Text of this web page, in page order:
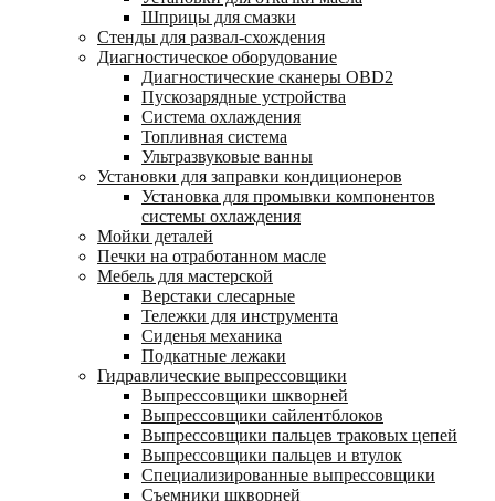
Шприцы для смазки
Стенды для развал-схождения
Диагностическое оборудование
Диагностические сканеры OBD2
Пускозарядные устройства
Система охлаждения
Топливная система
Ультразвуковые ванны
Установки для заправки кондиционеров
Установка для промывки компонентов
системы охлаждения
Мойки деталей
Печки на отработанном масле
Мебель для мастерской
Верстаки слесарные
Тележки для инструмента
Сиденья механика
Подкатные лежаки
Гидравлические выпрессовщики
Выпрессовщики шкворней
Выпрессовщики сайлентблоков
Выпрессовщики пальцев траковых цепей
Выпрессовщики пальцев и втулок
Специализированные выпрессовщики
Cъемники шкворней